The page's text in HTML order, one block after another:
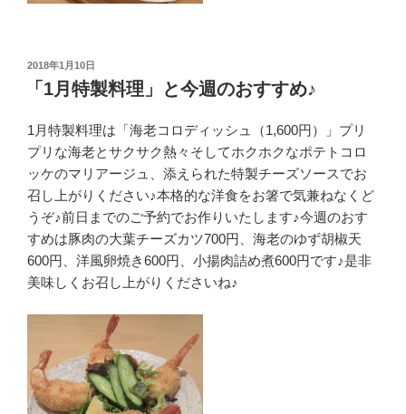
投
2018年1月10日
「1月特製料理」と今週のおすすめ♪
1月特製料理は「海老コロディッシュ（1,600円）」プリ
プリな海老とサクサク熱々そしてホクホクなポテトコロ
ッケのマリアージュ、添えられた特製チーズソースでお
召し上がりください♪本格的な洋食をお箸で気兼ねなくど
うぞ♪前日までのご予約でお作りいたします♪今週のおす
すめは豚肉の大葉チーズカツ700円、海老のゆず胡椒天
600円、洋風卵焼き600円、小揚肉詰め煮600円です♪是非
美味しくお召し上がりくださいね♪